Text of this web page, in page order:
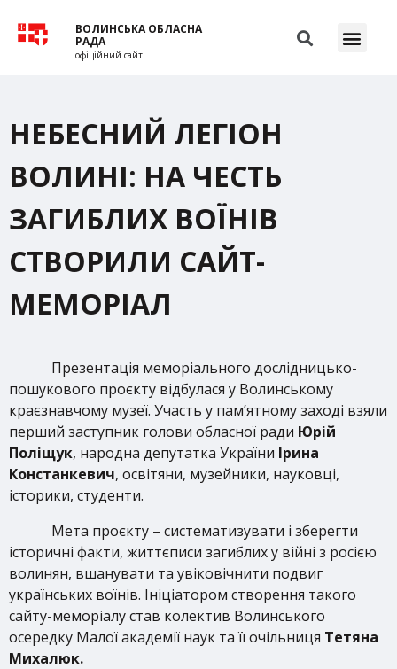
ВОЛИНСЬКА ОБЛАСНА
РАДА
офіційний сайт
НЕБЕСНИЙ ЛЕГІОН
ВОЛИНІ: НА ЧЕСТЬ
ЗАГИБЛИХ ВОЇНІВ
СТВОРИЛИ САЙТ-
МЕМОРІАЛ
Презентація меморіального дослідницько-
пошукового проєкту відбулася у Волинському
краєзнавчому музеї. Участь у пам’ятному заході взяли
перший заступник голови обласної ради Юрій
Поліщук, народна депутатка України Ірина
Констанкевич, освітяни, музейники, науковці,
історики, студенти.
Мета проєкту – систематизувати і зберегти
історичні факти, життєписи загиблих у війні з росією
волинян, вшанувати та увіковічнити подвиг
українських воїнів. Ініціатором створення такого
сайту-меморіалу став колектив Волинського
осередку Малої академії наук та її очільниця Тетяна
Михалюк.